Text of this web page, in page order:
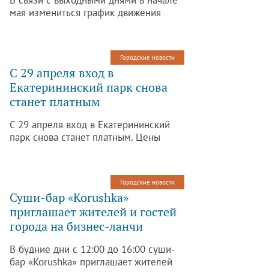
мая измениться график движения
Городские новости
С 29 апреля вход в
Екатерининский парк снова
станет платным
С 29 апреля вход в Екатерининский
парк снова станет платным. Цены
Городские новости
Суши-бар «Korushka»
приглашает жителей и гостей
города на бизнес-ланчи
В будние дни с 12:00 до 16:00 суши-
бар «Korushka» приглашает жителей